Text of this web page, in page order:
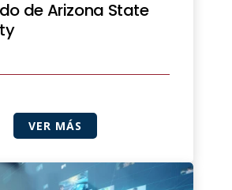
de Arizona State
VER MÁS